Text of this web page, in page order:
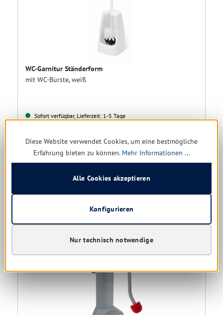
WC-Garnitur Ständerform
mit WC-Bürste, weiß
Sofort verfügbar, Lieferzeit: 1-5 Tage
2,24 € *
2,92 €(23.29% gespart)
Details
Diese Website verwendet Cookies, um eine bestmögliche
Erfahrung bieten zu können. Mehr Informationen ...
Nur technisch notwendige
Konfigurieren
Alle Cookies akzeptieren